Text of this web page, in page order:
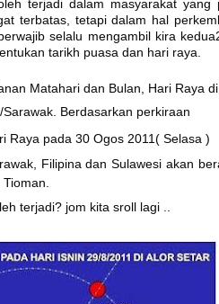
terjadi dalam masyarakat yang
terbatas, tetapi dalam hal
selalu mengambil kira
tarikh puasa dan hari raya.
Matahari dan Bulan, Hari Raya
Berdasarkan perkiraan
Raya pada 30 Ogos 2011( Selasa )
Filipina dan Sulawesi akan
terjadi? jom kita sroll lagi ..